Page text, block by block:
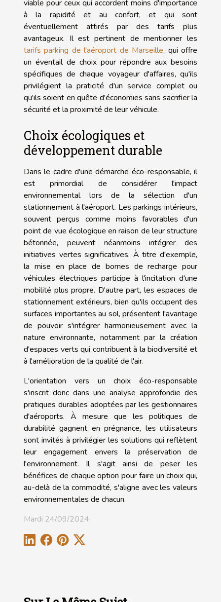
viable pour ceux qui accordent moins d'importance
à la rapidité et au confort, et qui sont
éventuellement attirés par des tarifs plus
avantageux. Il est pertinent de mentionner les
tarifs parking de l'aéroport de Marseille, qui offre
un éventail de choix pour répondre aux besoins
spécifiques de chaque voyageur d'affaires, qu'ils
privilégient la praticité d'un service complet ou
qu'ils soient en quête d'économies sans sacrifier la
sécurité et la proximité de leur véhicule.
Choix écologiques et
développement durable
Dans le cadre d'une démarche éco-responsable, il
est primordial de considérer l'impact
environnemental lors de la sélection d'un
stationnement à l'aéroport. Les parkings intérieurs,
souvent perçus comme moins favorables d'un
point de vue écologique en raison de leur structure
bétonnée, peuvent néanmoins intégrer des
initiatives vertes significatives. À titre d'exemple,
la mise en place de bornes de recharge pour
véhicules électriques participe à l'incitation d'une
mobilité plus propre. D'autre part, les espaces de
stationnement extérieurs, bien qu'ils occupent des
surfaces importantes au sol, présentent l'avantage
de pouvoir s'intégrer harmonieusement avec la
nature environnante, notamment par la création
d'espaces verts qui contribuent à la biodiversité et
à l'amélioration de la qualité de l'air.
L'orientation vers un choix éco-responsable
s'inscrit donc dans une analyse approfondie des
pratiques durables adoptées par les gestionnaires
d'aéroports. À mesure que les politiques de
durabilité gagnent en prégnance, les utilisateurs
sont invités à privilégier les solutions qui reflètent
leur engagement envers la préservation de
l'environnement. Il s'agit ainsi de peser les
bénéfices de chaque option pour faire un choix qui,
au-delà de la commodité, s'aligne avec les valeurs
environnementales de chacun.
Mardi 24/09/2024